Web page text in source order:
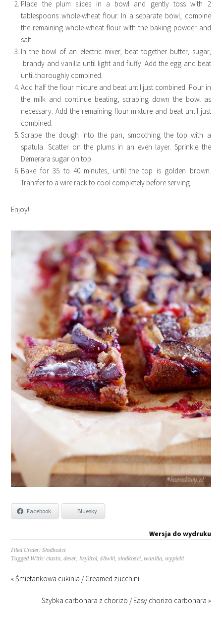
Place the plum slices in a bowl and gently toss with 2
tablespoons whole-wheat flour. In a separate bowl, combine
the remaining whole-wheat flour with the baking powder and
salt.
In the bowl of an electric mixer, beat together butter, sugar,
brandy and vanilla until light and fluffy. Add the egg and beat
until thoroughly combined.
Add half the flour mixture and beat until just combined. Pour in
the milk and continue beating, scraping down the bowl as
necessary. Add the remaining flour mixture and beat until just
combined.
Scrape the dough into the pan, smoothing the top with a
spatula. Scatter on the plums in an even layer. Sprinkle the
Demerara sugar on top.
Bake for 35 to 40 minutes, until the top is golden brown.
Transfer to a wire rack to cool completely before serving.
Enjoy!
Facebook Bluesky
Wersja do wydruku
Filed Under:Słodkości
Tagged With:ciasto,deser,ksylitol,śliwki,słodkości,wanilia,wypieki
« Śmietankowa cukinia / Creamed zucchini
Szybka carbonara z chorizo / Easy chorizo carbonara »